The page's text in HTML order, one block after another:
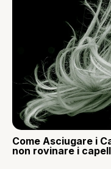
Come Asciugare i
non rovinare i